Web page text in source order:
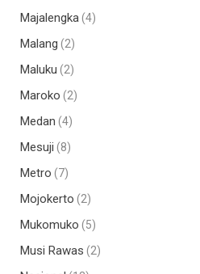
Majalengka (4)
Malang (2)
Maluku (2)
Maroko (2)
Medan (4)
Mesuji (8)
Metro (7)
Mojokerto (2)
Mukomuko (5)
Musi Rawas (2)